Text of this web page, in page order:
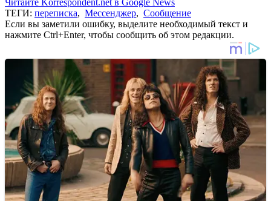
ТЕГИ: переписка, Мессенджер, Сообщение
Если вы заметили ошибку, выделите необходимый текст и
нажмите Ctrl+Enter, чтобы сообщить об этом редакции.